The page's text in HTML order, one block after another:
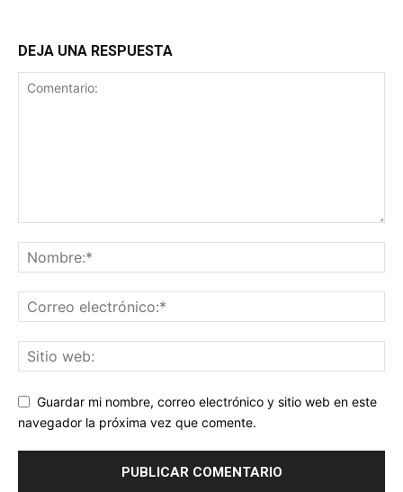
DEJA UNA RESPUESTA
Guardar mi nombre, correo electrónico y sitio web en este
navegador la próxima vez que comente.